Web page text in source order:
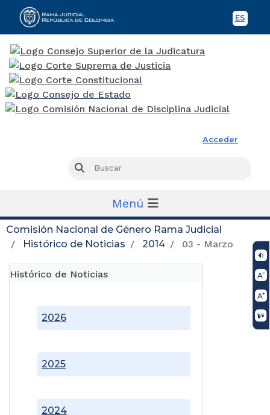
ES
Acceder
Buscar
Menú
Comisión Nacional de Género Rama Judicial
Histórico de Noticias
2014 03 - Marzo
Histórico de Noticias
2024
2025
2026